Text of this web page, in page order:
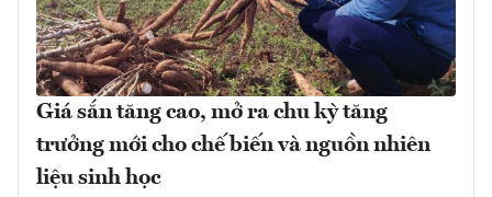
Giá sắn tăng cao, mở ra chu kỳ tăng
trưởng mới cho chế biến và nguồn nhiên
liệu sinh học